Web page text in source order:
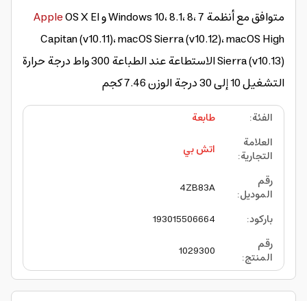
متوافق مع أنظمة Windows 10، 8.1، 8، 7 و AppleOS X El
Capitan (v10.11)، macOS Sierra (v10.12)، macOS High
Sierra (v10.13) الاستطاعة عند الطباعة 300 واط درجة حرارة
التشغيل 10 إلى 30 درجة الوزن 7.46 كجم
الفئة:
طابعة
العلامة
التجارية:
اتش بي
رقم
الموديل:
4ZB83A
باركود:
193015506664
رقم
المنتج:
1029300